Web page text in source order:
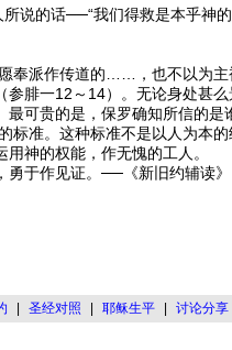
说的话──“我们得救是本乎神
奉派作传道的……，也不以为主
腓一12～14）。无论身处甚
可贵的是，保罗确知所信的
准。这种标准不是以人为本
神的权能，作无愧的工人。
于作见证。──《新旧约辅读》
| 圣经对照 | 耶稣生平 | 讨论分享